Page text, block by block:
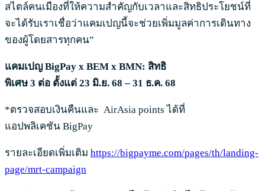
สไตล์คนเมืองที่ให้ความสำคัญกับเวลาและสิทธิประโยชน์ที่
จะได้รับเราเชื่อว่าแคมเปญนี้จะช่วยเพิ่มมูลค่าการเดินทาง
ของผู้โดยสารทุกคน”
แคมเปญBigPay x BEM x BMN: สิทธิ
พิเศษ 3 ต่อ ตั้งแต่ 23 มิ.ย. 68 – 31 ธ.ค. 68
*ตรวจสอบเงินคืนและ AirAsia points ได้ที่
แอปพลิเคชัน BigPay
รายละเอียดเพิ่มเติม https://bigpayme.com/pages/th/landing-
page/mrt-campaign